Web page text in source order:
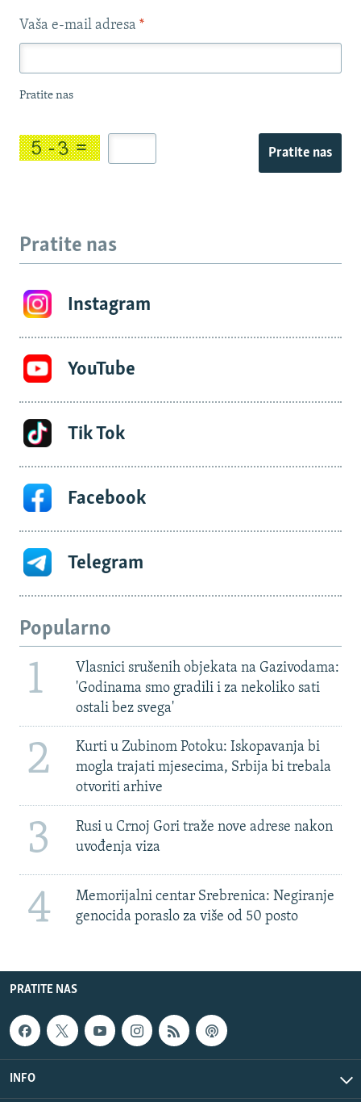
Vaša e-mail adresa *
Pratite nas
Pratite nas
Pratite nas
Instagram
YouTube
Tik Tok
Facebook
Telegram
Popularno
1
Vlasnici srušenih objekata na Gazivodama:
'Godinama smo gradili i za nekoliko sati
ostali bez svega'
2
Kurti u Zubinom Potoku: Iskopavanja bi
mogla trajati mjesecima, Srbija bi trebala
otvoriti arhive
3
Rusi u Crnoj Gori traže nove adrese nakon
uvođenja viza
4
Memorijalni centar Srebrenica: Negiranje
genocida poraslo za više od 50 posto
PRATITE NAS
INFO